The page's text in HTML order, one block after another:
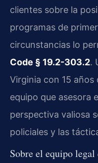
clientes sobre la
programas de
circunstancias lo
Code § 19.2-303.2.
Virginia con 15
equipo que asesora
perspectiva valiosa
policiales y las
Sobre el equipo